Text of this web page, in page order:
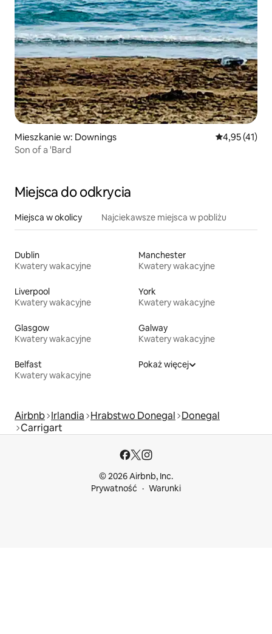
Mieszkanie w: Downings Średnia
4,95 (41)
Son of a 'Bard
Miejsca do odkrycia
Miejsca w okolicy Najciekawsze miejsca w pobliżu
Dublin
Kwatery wakacyjne
Manchester
Kwatery wakacyjne
Liverpool
Kwatery wakacyjne
York
Kwatery wakacyjne
Glasgow
Kwatery wakacyjne
Galway
Kwatery wakacyjne
Belfast
Kwatery wakacyjne
Pokaż więcej
Airbnb Irlandia Hrabstwo Donegal Donegal
Carrigart
© 2026 Airbnb, Inc.
Prywatność
Warunki